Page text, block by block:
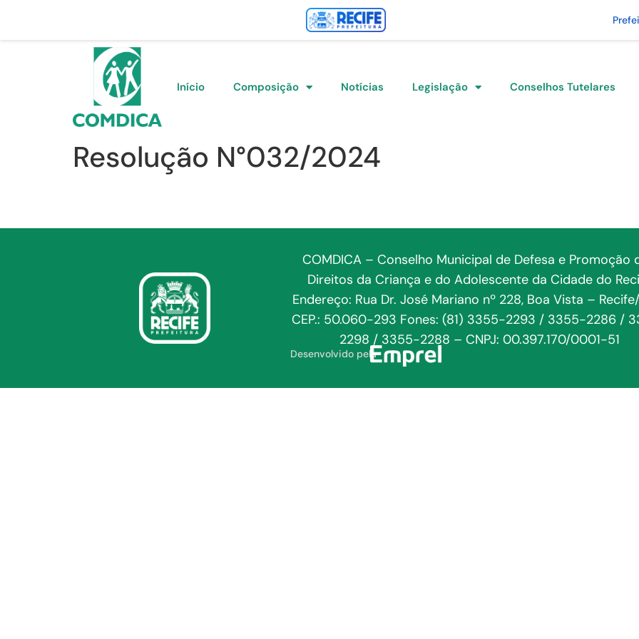
Início Composição Notícias Legislação Conselhos Tutelares
Resolução N°032/2024
COMDICA – Conselho Municipal de Defesa e Promoção
Direitos da Criança e do Adolescente da Cidade do
Endereço: Rua Dr. José Mariano nº 228, Boa Vista –
CEP.: 50.060-293 Fones: (81) 3355-2293 / 3355-2286 /
2298 / 3355-2288 – CNPJ: 00.397.170/0001-51
Desenvolvido pela